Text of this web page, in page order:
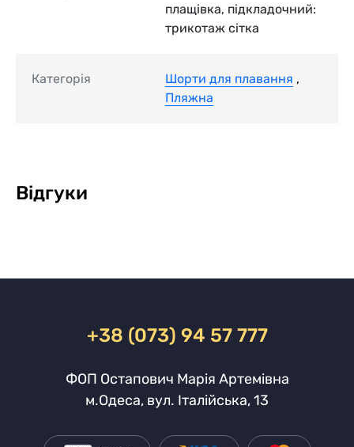
плащівка, підкладочний:
трикотаж сітка
Категорія Шорти для плавання ,
Пляжна
Відгуки
+38 (073) 94 57 777
ФОП Остапович Марія Артемівна
м.Одеса, вул. Італійська, 13